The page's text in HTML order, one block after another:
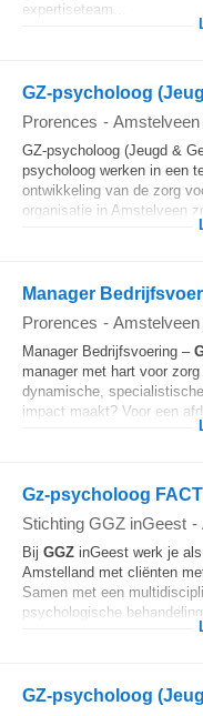
expertiseteam...
GZ-psycholoog
Prorences - Amstelveen
GZ-psycholoog (Jeugd &
psycholoog werken in een
ontwikkeling van de zorg
organisatie in Amstelveen
Manager
Prorences - Amstelveen
Manager Bedrijfsvoering –
manager met hart voor
dynamische,
impact maakt? Voor een
Gz-psycholoog
Stichting GGZ inGeest -
Bij GGZ inGeest werk je
Amstelland met cliënten
Samen met een
psychologische
GZ-psycholoog